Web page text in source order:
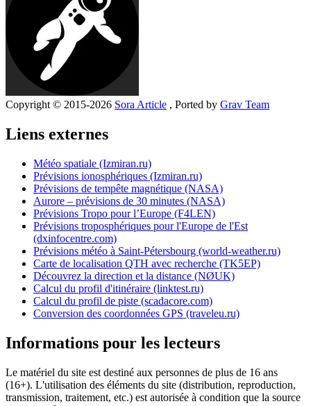
Copyright © 2015-2026 Sora Article , Ported by Grav Team
Liens externes
Météo spatiale (Izmiran.ru)
Prévisions ionosphériques (Izmiran.ru)
Prévisions de tempête magnétique (NASA)
Aurore – prévisions de 30 minutes (NASA)
Prévisions Tropo pour l’Europe (F4LEN)
Prévisions troposphériques pour l'Europe de l'Est
(dxinfocentre.com)
Prévisions météo à Saint-Pétersbourg (world-weather.ru)
Carte de localisation QTH avec recherche (TK5EP)
Découvrez la direction et la distance (NØUK)
Calcul du profil d'itinéraire (linktest.ru)
Calcul du profil de piste (scadacore.com)
Conversion des coordonnées GPS (traveleu.ru)
Informations pour les lecteurs
Le matériel du site est destiné aux personnes de plus de 16 ans
(16+). L'utilisation des éléments du site (distribution, reproduction,
transmission, traitement, etc.) est autorisée à condition que la source